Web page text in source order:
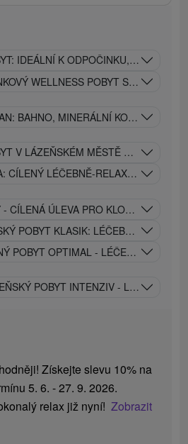
IDEÁLNÍ K ODPOČINKU,
WELLNESS POBYT S
BAHNO, MINERÁLNÍ KOUPEL,
V LÁZEŇSKÉM MĚSTĚ PIEŠŤANY
CÍLENÝ LÉČEBNĚ-RELAXAČNÍ
- CÍLENÁ ÚLEVA PRO KLOUBY -
POBYT KLASIK: LÉČEBNÝ
POBYT OPTIMAL - LÉČEBNÝ
POBYT INTENZIV - LÉČEBNÝ
Získejte slevu 10% na
5. 6. - 27. 9. 2026.
relax již nyní!Zobrazit